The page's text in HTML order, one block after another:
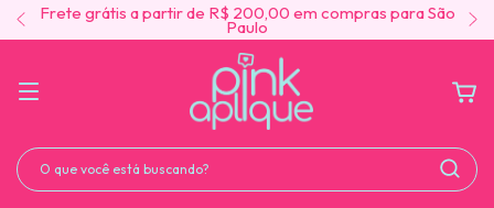
Frete grátis a partir de R$ 200,00 em compras para São
Paulo